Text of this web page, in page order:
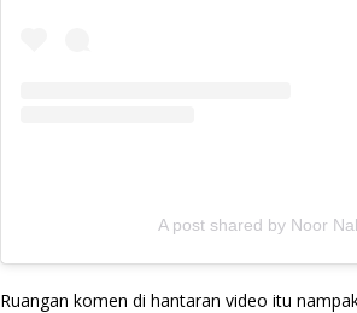
A post shared by Noor
Ruangan komen di hantaran video itu